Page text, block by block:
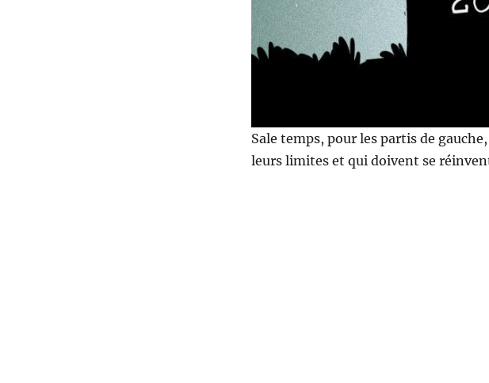
Sale temps, pour les partis de
leurs limites et qui doivent se